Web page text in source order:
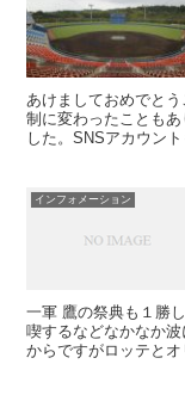
あけましておめでと
制に変わったことも
した。SNSアカウン
インフォメーション
一軍 鷹の祭典も１勝
喫するなどなかなか
からですがロッテと
ています。ここでし